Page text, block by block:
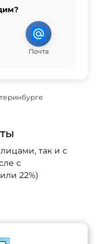
Почта
так и с
с
22%)